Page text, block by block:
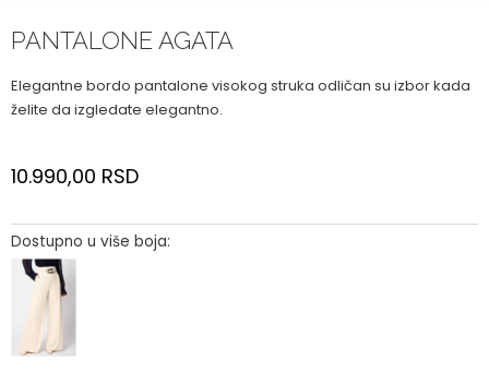
PANTALONE AGATA
Elegantne bordo pantalone visokog struka odličan su izbor kada
želite da izgledate elegantno.
10.990,00 RSD
Dostupno u više boja: